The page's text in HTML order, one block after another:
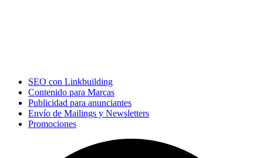
SEO con Linkbuilding
Contenido para Marcas
Publicidad para anunciantes
Envío de Mailings y Newsletters
Promociones